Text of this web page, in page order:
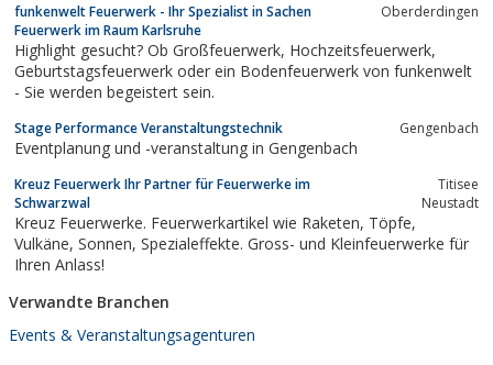
funkenwelt Feuerwerk - Ihr Spezialist in Sachen
Feuerwerk im Raum Karlsruhe
Oberderdingen
Highlight gesucht? Ob Großfeuerwerk, Hochzeitsfeuerwerk,
Geburtstagsfeuerwerk oder ein Bodenfeuerwerk von funkenwelt
- Sie werden begeistert sein.
Stage Performance Veranstaltungstechnik Gengenbach
Eventplanung und -veranstaltung in Gengenbach
Kreuz Feuerwerk Ihr Partner für Feuerwerke im
Schwarzwal
Titisee
Neustadt
Kreuz Feuerwerke. Feuerwerkartikel wie Raketen, Töpfe,
Vulkäne, Sonnen, Spezialeffekte. Gross- und Kleinfeuerwerke für
Ihren Anlass!
Verwandte Branchen
Events & Veranstaltungsagenturen